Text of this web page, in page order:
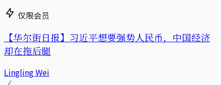
仅限会员
【华尔街日报】习近平想要强势人民币，中国经济
却在拖后腿
Lingling Wei